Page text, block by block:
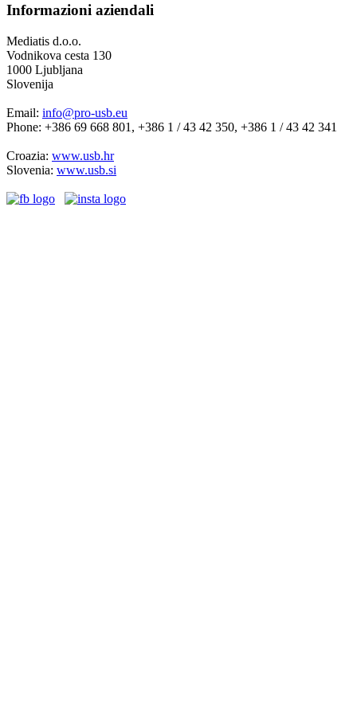
Informazioni aziendali
Mediatis d.o.o.
Vodnikova cesta 130
1000 Ljubljana
Slovenija
Email: info@pro-usb.eu
Phone: +386 69 668 801, +386 1 / 43 42 350, +386 1 / 43 42 341
Croazia: www.usb.hr
Slovenia: www.usb.si